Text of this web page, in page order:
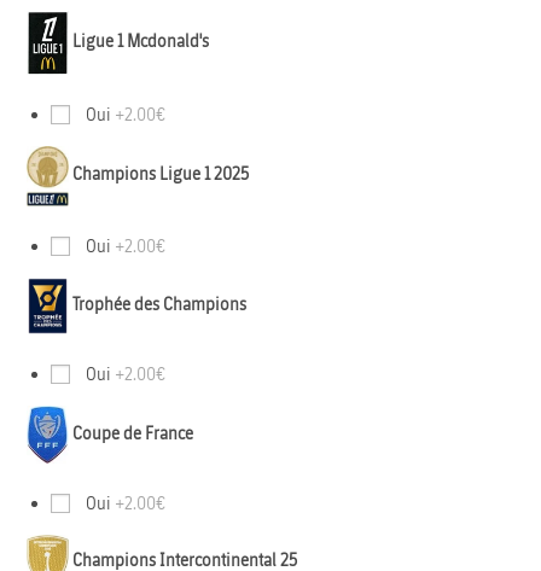
Ligue 1 Mcdonald's
Oui +2.00€
Champions Ligue 1 2025
Oui +2.00€
Trophée des Champions
Oui +2.00€
Coupe de France
Oui +2.00€
Champions Intercontinental 25